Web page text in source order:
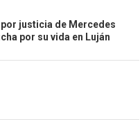
justicia de Mercedes
por su vida en Luján